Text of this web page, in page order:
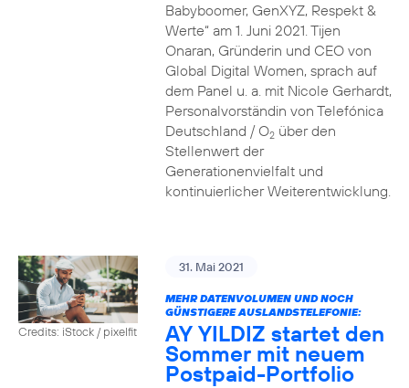
Babyboomer, GenXYZ, Respekt &
Werte“ am 1. Juni 2021. Tijen
Onaran, Gründerin und CEO von
Global Digital Women, sprach auf
dem Panel u. a. mit Nicole Gerhardt,
Personalvorständin von Telefónica
Deutschland / O2über den
Stellenwert der
Generationenvielfalt und
kontinuierlicher Weiterentwicklung.
Credits: iStock / pixelfit
31. Mai 2021
MEHR DATENVOLUMEN UND NOCH
GÜNSTIGERE AUSLANDSTELEFONIE:
AY YILDIZ startet den
Sommer mit neuem
Postpaid-Portfolio